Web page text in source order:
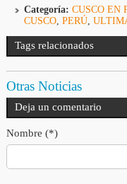
Categoría: CUSCO EN
CUSCO, PERÚ,
Tags relacionados
Otras Noticias
Deja un comentario
Nombre (*)